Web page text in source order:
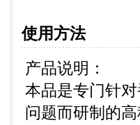
使用方法
产品说明：
本品是专门针
问题而研制的